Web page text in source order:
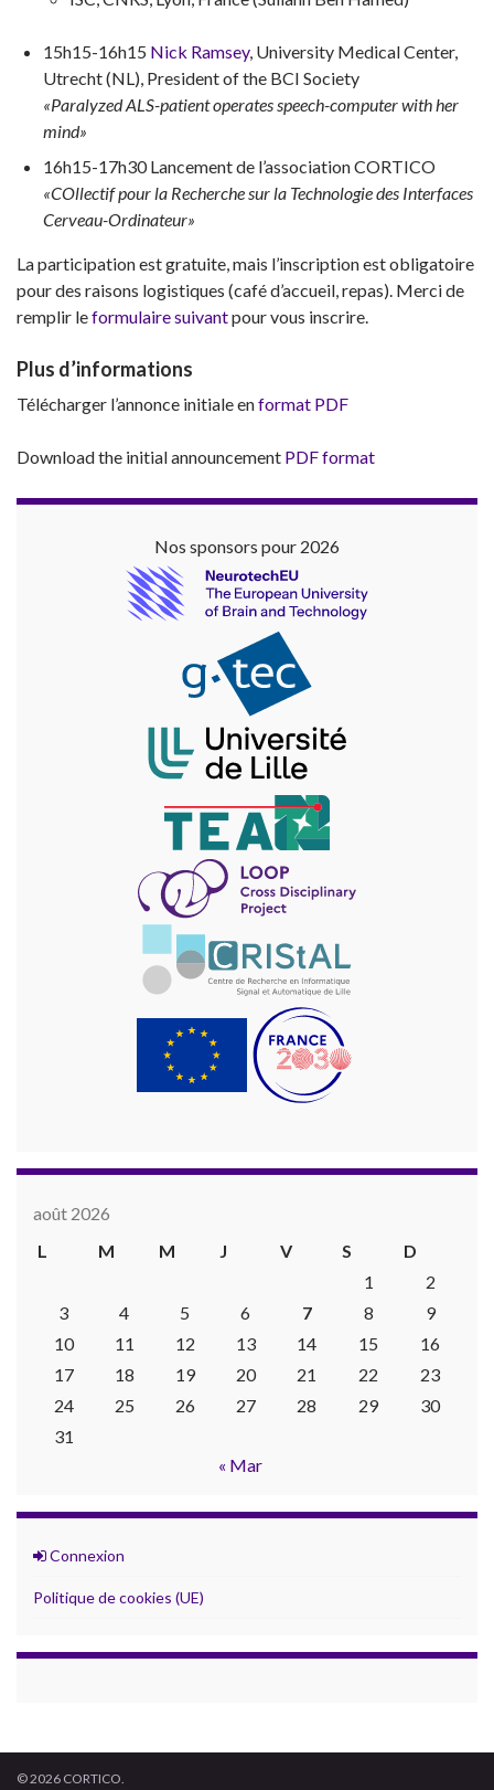
15h15-16h15 Nick Ramsey, University Medical Center,
Utrecht (NL), President of the BCI Society
«Paralyzed ALS-patient operates speech-computer with her
mind»
16h15-17h30 Lancement de l’association CORTICO
«COllectif pour la Recherche sur la Technologie des Interfaces
Cerveau-Ordinateur»
La participation est gratuite, mais l’inscription est obligatoire
pour des raisons logistiques (café d’accueil, repas). Merci de
remplir leformulaire suivantpour vous inscrire.
Plus d’informations
Télécharger l’annonce initiale enformat PDF
Download the initial announcement PDF format
Nos sponsors pour 2026
août 2026
L
M M J V S
D
1
2
3
4 5 6 7 8
9
10
11 12 13 14 15
16
17
18 19 20 21 22
23
24
25 26 27 28 29
30
31
« Mar
Connexion
Politique de cookies (UE)
© 2026 CORTICO.